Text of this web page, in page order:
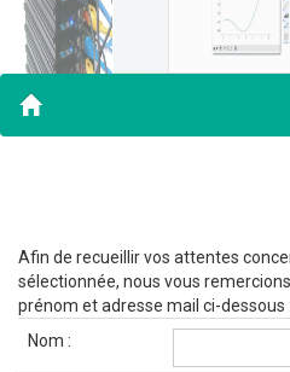
Afin de recueillir vos attentes
sélectionnée, nous vous
prénom et adresse mail ci-dessous :
Nom :